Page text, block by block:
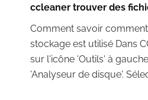
ccleaner trouver des
Comment savoir
stockage est utilisé Dans
sur l'icône 'Outils' à
'Analyseur de disque'.